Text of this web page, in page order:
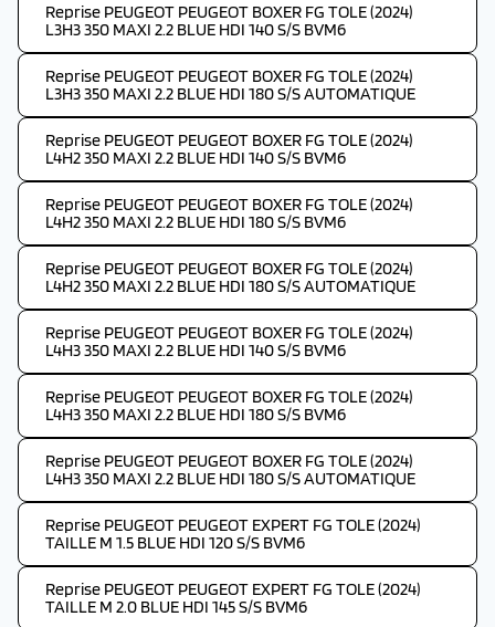
Reprise PEUGEOT PEUGEOT BOXER FG TOLE (2024)
L3H3 350 MAXI 2.2 BLUE HDI 140 S/S BVM6
Reprise PEUGEOT PEUGEOT BOXER FG TOLE (2024)
L3H3 350 MAXI 2.2 BLUE HDI 180 S/S AUTOMATIQUE
Reprise PEUGEOT PEUGEOT BOXER FG TOLE (2024)
L4H2 350 MAXI 2.2 BLUE HDI 140 S/S BVM6
Reprise PEUGEOT PEUGEOT BOXER FG TOLE (2024)
L4H2 350 MAXI 2.2 BLUE HDI 180 S/S BVM6
Reprise PEUGEOT PEUGEOT BOXER FG TOLE (2024)
L4H2 350 MAXI 2.2 BLUE HDI 180 S/S AUTOMATIQUE
Reprise PEUGEOT PEUGEOT BOXER FG TOLE (2024)
L4H3 350 MAXI 2.2 BLUE HDI 140 S/S BVM6
Reprise PEUGEOT PEUGEOT BOXER FG TOLE (2024)
L4H3 350 MAXI 2.2 BLUE HDI 180 S/S BVM6
Reprise PEUGEOT PEUGEOT BOXER FG TOLE (2024)
L4H3 350 MAXI 2.2 BLUE HDI 180 S/S AUTOMATIQUE
Reprise PEUGEOT PEUGEOT EXPERT FG TOLE (2024)
TAILLE M 1.5 BLUE HDI 120 S/S BVM6
Reprise PEUGEOT PEUGEOT EXPERT FG TOLE (2024)
TAILLE M 2.0 BLUE HDI 145 S/S BVM6